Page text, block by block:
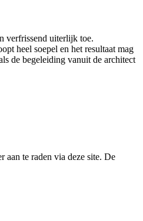
verfrissend uiterlijk toe.
heel soepel en het resultaat mag
de begeleiding vanuit de architect
aan te raden via deze site. De